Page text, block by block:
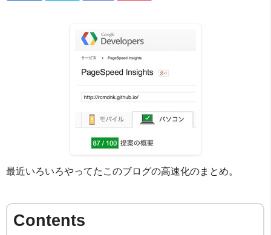
最近いろいろやってたこのブログの高速化のまとめ。